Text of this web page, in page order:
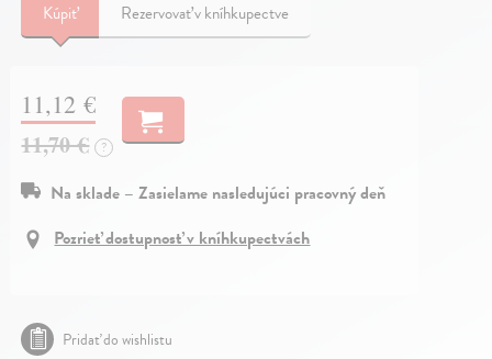
Kúpiť Rezervovať v kníhkupectve
11,12 €
11,70 € ?
Na sklade – Zasielame nasledujúci pracovný deň
Pozrieť dostupnosť v kníhkupectvách
Pridať do wishlistu